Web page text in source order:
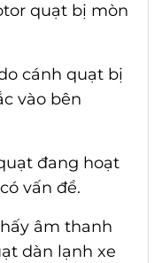
quạt bị mòn
cánh quạt bị
vào bên
đang hoạt
vấn đề.
âm thanh
dàn lạnh xe